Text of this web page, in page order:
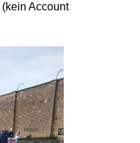
(kein Account